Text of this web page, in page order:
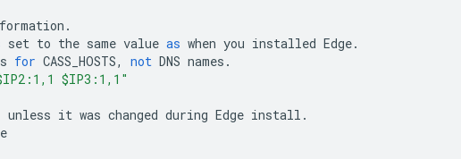
.
set to the same value as when you installed Edge.
for CASS_HOSTS, not DNS names .
$IP3:1,1"
unless it was changed during Edge install .